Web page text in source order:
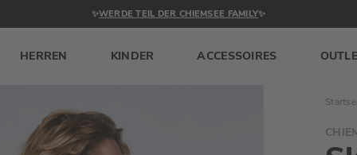
✨WERDE TEIL DER CHIEMSEE FAMILY✨
HERREN KINDER ACCESSOIRES